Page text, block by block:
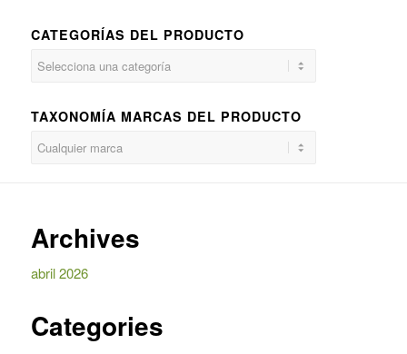
CATEGORÍAS DEL PRODUCTO
TAXONOMÍA MARCAS DEL PRODUCTO
Archives
abril 2026
Categories